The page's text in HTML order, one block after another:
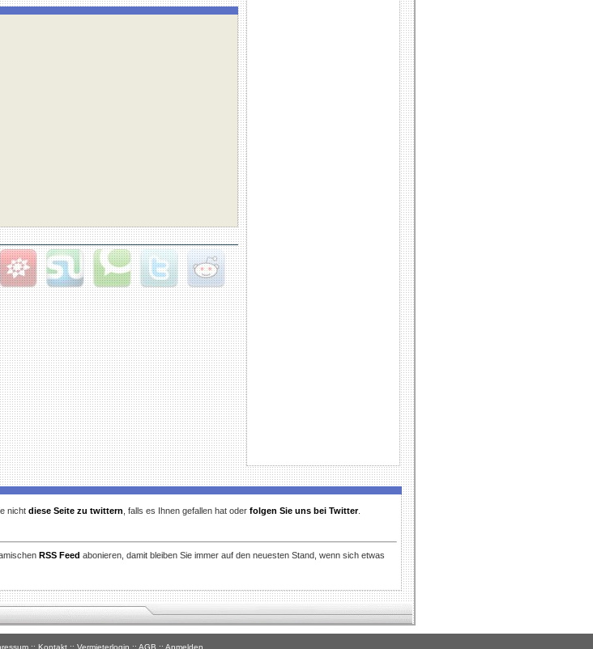
StudiVZ StumbleUponTechnorati Twitter Reddit
nicht diese Seite zu twittern , falls es Ihnen gefallen hat oder folgen Sie uns bei Twitter.
RSS Feed abonieren, damit bleiben Sie immer auf den neuesten Stand, wenn sich etwas
:: Kontakt :: Vermieterlogin :: AGB :: Anmelden